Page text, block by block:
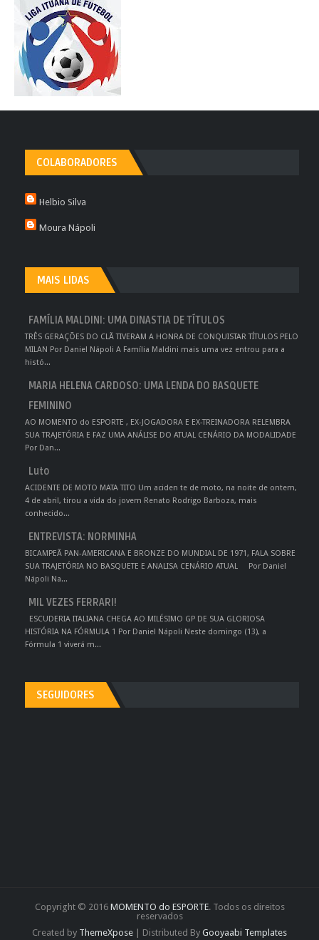
COLABORADORES
Helbio Silva
Moura Nápoli
MAIS LIDAS
FAMÍLIA MALDINI: UMA DINASTIA DE TÍTULOS
TRÊS GERAÇÕES DO CLÃ TIVERAM A HONRA DE CONQUISTAR TÍTULOS PELO
MILAN Por Daniel Nápoli A Família Maldini mais uma vez entrou para a
histó...
MARIA HELENA CARDOSO: UMA LENDA DO BASQUETE
FEMININO
AO MOMENTO do ESPORTE , EX-JOGADORA E EX-TREINADORA RELEMBRA
SUA TRAJETÓRIA E FAZ UMA ANÁLISE DO ATUAL CENÁRIO DA MODALIDADE
Por Dan...
Luto
ACIDENTE DE MOTO MATA TITO Um aciden te de moto, na noite de ontem,
4 de abril, tirou a vida do jovem Renato Rodrigo Barboza, mais
conhecido...
ENTREVISTA: NORMINHA
BICAMPEÃ PAN-AMERICANA E BRONZE DO MUNDIAL DE 1971, FALA SOBRE
SUA TRAJETÓRIA NO BASQUETE E ANALISA CENÁRIO ATUAL Por Daniel
Nápoli Na...
MIL VEZES FERRARI!
ESCUDERIA ITALIANA CHEGA AO MILÉSIMO GP DE SUA GLORIOSA
HISTÓRIA NA FÓRMULA 1 Por Daniel Nápoli Neste domingo (13), a
Fórmula 1 viverá m...
SEGUIDORES
Copyright © 2016 MOMENTO do ESPORTE. Todos os direitos
reservados
Created by ThemeXpose | Distributed By Gooyaabi Templates